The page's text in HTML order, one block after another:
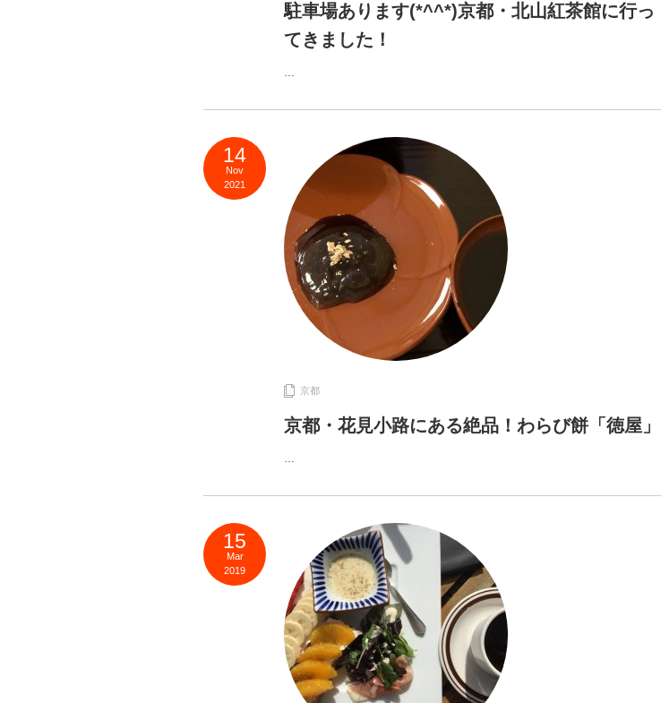
駐車場あります(*^^*)京都・北山紅茶館に行っ
てきました！
…
14
Nov
2021
京都
京都・花見小路にある絶品！わらび餅「徳屋」
…
15
Mar
2019